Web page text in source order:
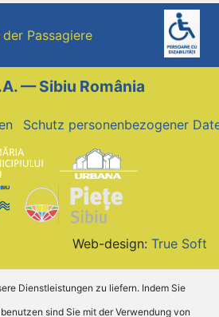
Passagiere
— Sibiu România
Schutz personenbezogener
Web-design: True Soft
Dienstleistungen zu liefern. Indem Sie
sind Sie mit der Verwendung von